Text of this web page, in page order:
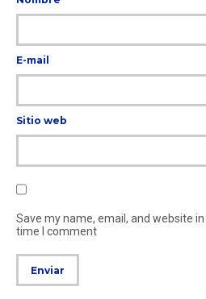
E-mail
Sitio web
Save my name, email, and website
time I comment